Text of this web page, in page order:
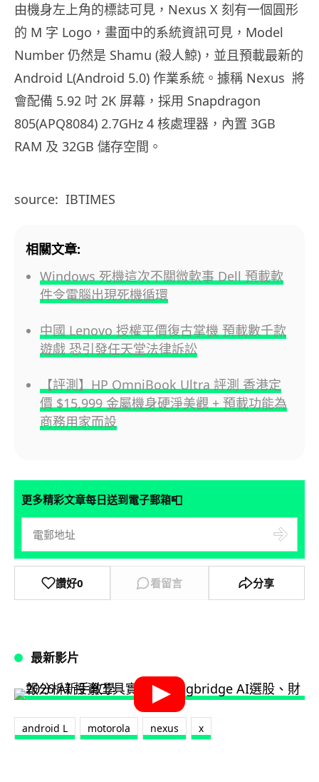
由機身左上角的標誌可見，Nexus X 刻有一個圓形
的 M 字 Logo，畫面中的系統資訊可見，Model
Number 仍然是 Shamu (殺人鯨)，並且預載最新的
Android L(Android 5.0) 作業系統。據稱 Nexus 將
會配備 5.92 吋 2K 屏幕，採用 Snapdragon
805(APQ8084) 2.7GHz 4 核處理器，內置 3GB
RAM 及 32GB 儲存空間。
source: IBTIMES
相關文章:
Windows 死機這次不關微軟事 Dell 預載軟
件令電腦出現死機循環
中國 Lenovo 授權平價復古掌機 預載數千款
遊戲 恐引發任天堂法律訴訟
【評測】HP OmniBook Ultra 評測 香港定
價 $15,999 金屬機身硬淨美觀 + 預載功能為
商務用家而設
更多精彩文章每日送到電子郵箱📮
讚好0 看留言 分享
最新影片
android L motorola nexus x